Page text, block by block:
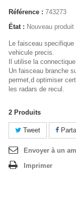
Référence : 743273
État : Nouveau produit
Le faisceau
vehicule precis.
Il utilise la
Un faisceau branche
permet,d optimiser
les radars de recul.
2 Produits
Tweet
Envoyer à un
Imprimer